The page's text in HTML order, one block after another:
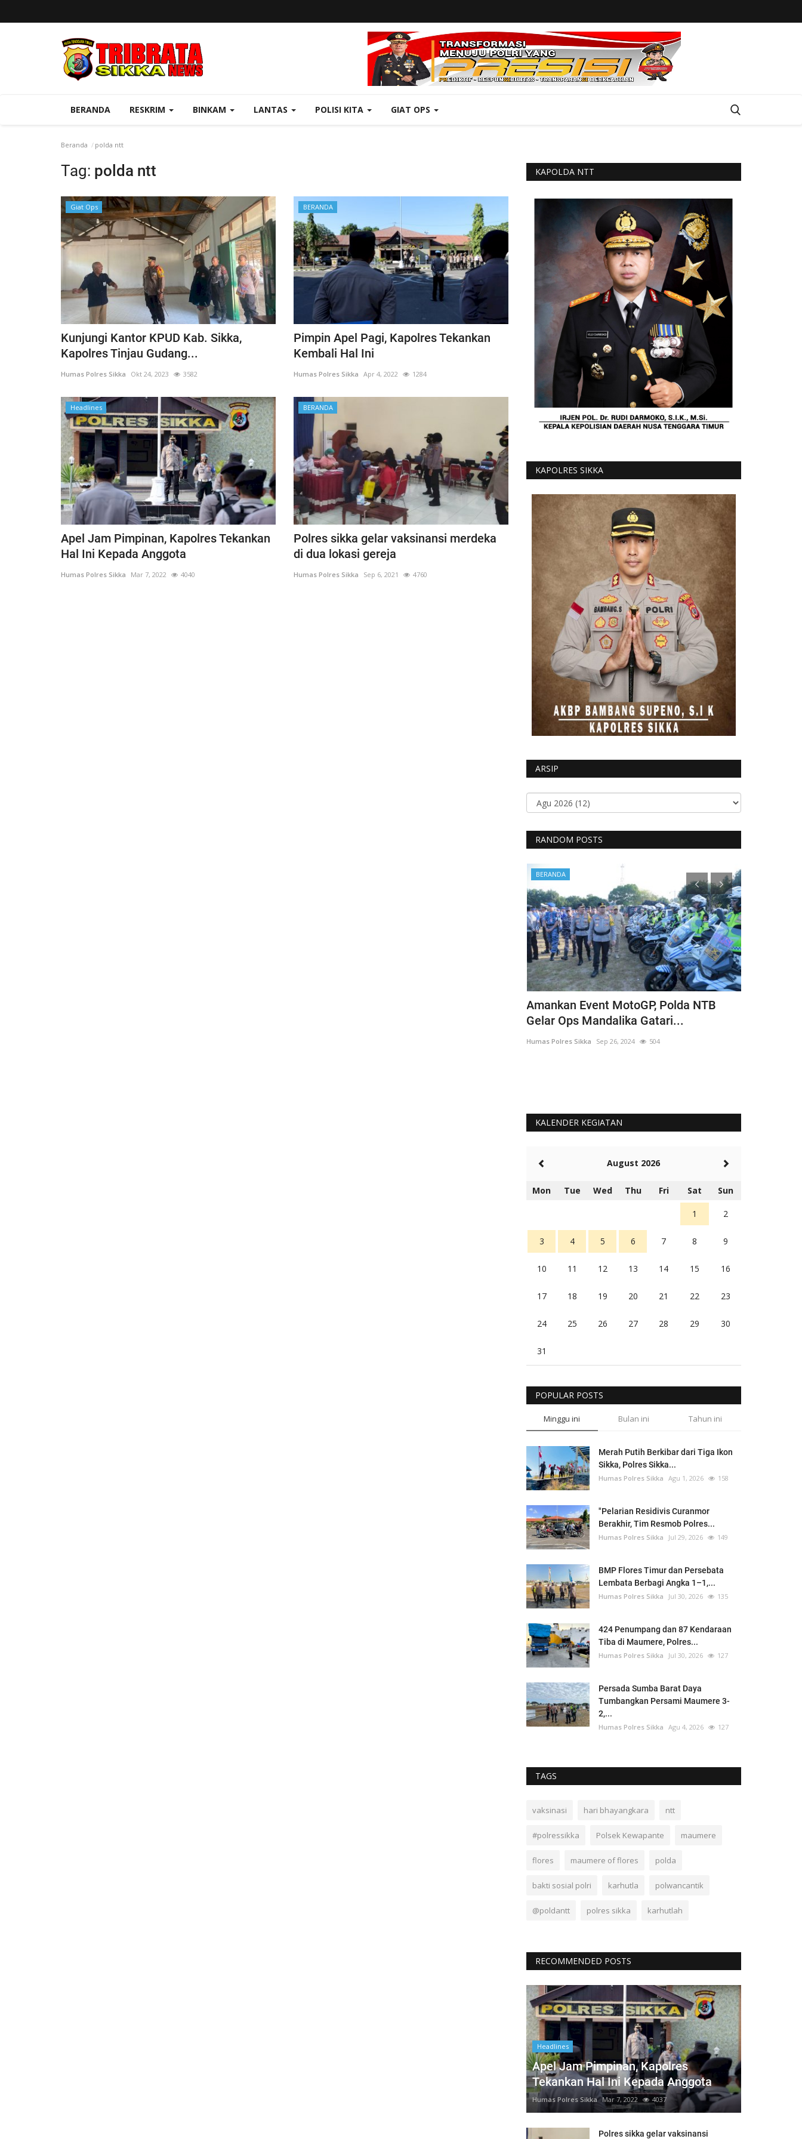
BERANDA RESKRIM BINKAM LANTAS POLISI KITA GIAT OPS
Beranda polda ntt
Tag: polda ntt
Giat Ops
Kunjungi Kantor KPUD Kab. Sikka,
Kapolres Tinjau Gudang...
Humas Polres Sikka Okt 24, 2023 3582
BERANDA
Pimpin Apel Pagi, Kapolres Tekankan
Kembali Hal Ini
Humas Polres Sikka Apr 4, 2022 1284
Headlines
Apel Jam Pimpinan, Kapolres Tekankan
Hal Ini Kepada Anggota
Humas Polres Sikka Mar 7, 2022 4040
BERANDA
Polres sikka gelar vaksinansi merdeka
di dua lokasi gereja
Humas Polres Sikka Sep 6, 2021 4760
KAPOLDA NTT
KAPOLRES SIKKA
ARSIP
RANDOM POSTS
BERANDA
Amankan Event MotoGP, Polda NTB
Gelar Ops Mandalika Gatari...
Humas Polres Sikka Sep 26, 2024 504
KALENDER KEGIATAN
August 2026
Mon Tue Wed Thu Fri Sat Sun
1 2
3 4 5 6 7 8 9
10 11 12 13 14 15 16
17 18 19 20 21 22 23
24 25 26 27 28 29 30
31
POPULAR POSTS
Minggu ini Bulan ini Tahun ini
Merah Putih Berkibar dari Tiga Ikon
Sikka, Polres Sikka...
Humas Polres Sikka Agu 1, 2026 158
"Pelarian Residivis Curanmor
Berakhir, Tim Resmob Polres...
Humas Polres Sikka Jul 29, 2026 149
BMP Flores Timur dan Persebata
Lembata Berbagi Angka 1–1,...
Humas Polres Sikka Jul 30, 2026 135
424 Penumpang dan 87 Kendaraan
Tiba di Maumere, Polres...
Humas Polres Sikka Jul 30, 2026 127
Persada Sumba Barat Daya
Tumbangkan Persami Maumere 3-
2,...
Humas Polres Sikka Agu 4, 2026 127
TAGS
vaksinasi hari bhayangkara ntt
#polressikka Polsek Kewapante maumere
flores maumere of flores polda
bakti sosial polri karhutla polwancantik
@poldantt polres sikka karhutlah
RECOMMENDED POSTS
Headlines
Apel Jam Pimpinan, Kapolres
Tekankan Hal Ini Kepada Anggota
Humas Polres Sikka Mar 7, 2022 4037
Polres sikka gelar vaksinansi